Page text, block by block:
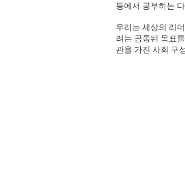
등에서 공부하는
우리는 세상의 리
려는 공통된 목표
관을 가진 사회 구